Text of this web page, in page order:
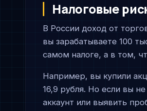
Налоговые
В России доход от
вы зарабатываете 100
самом налоге, а в том,
Например, вы купили
16,9 рубля. Но если вы
аккаунт или выявить